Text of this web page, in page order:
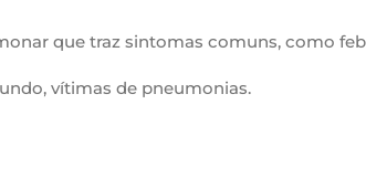
que traz sintomas comuns, como
vítimas de pneumonias.